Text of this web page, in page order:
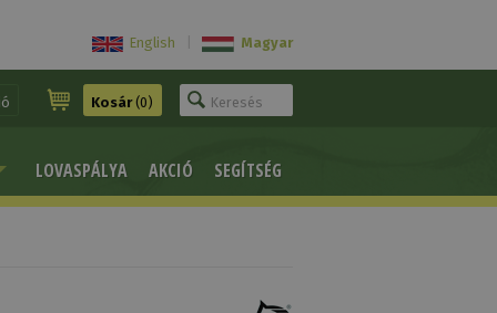
English Magyar
Kosár(0)
LOVASPÁLYA AKCIÓ SEGÍTSÉG